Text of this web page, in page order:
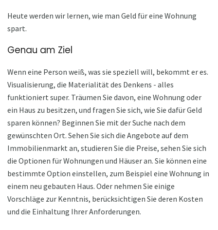
Heute werden wir lernen, wie man Geld für eine Wohnung
spart.
Genau am Ziel
Wenn eine Person weiß, was sie speziell will, bekommt er es.
Visualisierung, die Materialität des Denkens - alles
funktioniert super. Träumen Sie davon, eine Wohnung oder
ein Haus zu besitzen, und fragen Sie sich, wie Sie dafür Geld
sparen können? Beginnen Sie mit der Suche nach dem
gewünschten Ort. Sehen Sie sich die Angebote auf dem
Immobilienmarkt an, studieren Sie die Preise, sehen Sie sich
die Optionen für Wohnungen und Häuser an. Sie können eine
bestimmte Option einstellen, zum Beispiel eine Wohnung in
einem neu gebauten Haus. Oder nehmen Sie einige
Vorschläge zur Kenntnis, berücksichtigen Sie deren Kosten
und die Einhaltung Ihrer Anforderungen.